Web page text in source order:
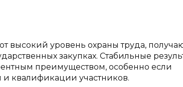
высокий уровень охраны труда,
закупках. Стабильные
преимуществом, особенно если
и квалификации участников.